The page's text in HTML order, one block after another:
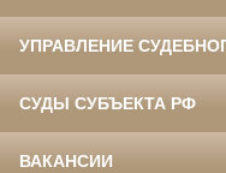
УПРАВЛЕНИЕ
СУДЫ СУБЪЕКТА РФ
ВАКАНСИИ